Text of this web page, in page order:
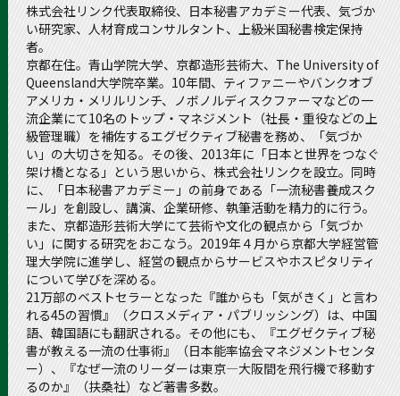
株式会社リンク代表取締役、日本秘書アカデミー代表、気づか
い研究家、人材育成コンサルタント、上級米国秘書検定保持
者。
京都在住。青山学院大学、京都造形芸術大、The University of
Queensland大学院卒業。10年間、ティファニーやバンクオブ
アメリカ・メリルリンチ、ノボノルディスクファーマなどの一
流企業にて10名のトップ・マネジメント（社長・重役などの上
級管理職）を補佐するエグゼクティブ秘書を務め、「気づか
い」の大切さを知る。その後、2013年に「日本と世界をつなぐ
架け橋となる」という思いから、株式会社リンクを設立。同時
に、「日本秘書アカデミー」の前身である「一流秘書養成スク
ール」を創設し、講演、企業研修、執筆活動を精力的に行う。
また、京都造形芸術大学にて芸術や文化の観点から「気づか
い」に関する研究をおこなう。2019年４月から京都大学経営管
理大学院に進学し、経営の観点からサービスやホスピタリティ
について学びを深める。
21万部のベストセラーとなった『誰からも「気がきく」と言わ
れる45の習慣』（クロスメディア・パブリッシング）は、中国
語、韓国語にも翻訳される。その他にも、『エグゼクティブ秘
書が教える一流の仕事術』（日本能率協会マネジメントセンタ
ー）、『なぜ一流のリーダーは東京—大阪間を飛行機で移動す
るのか』（扶桑社）など著書多数。